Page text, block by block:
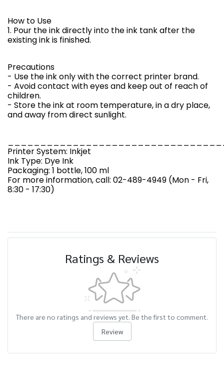
How to Use
1. Pour the ink directly into the ink tank after the
existing ink is finished.
Precautions
- Use the ink only with the correct printer brand.
- Avoid contact with eyes and keep out of reach of
children.
- Store the ink at room temperature, in a dry place,
and away from direct sunlight.
Printer System: Inkjet
Ink Type: Dye Ink
Packaging: 1 bottle, 100 ml
For more information, call: 02-489-4949 (Mon - Fri,
8:30 - 17:30)
Ratings & Reviews
There are no ratings and reviews yet. Be the first to comment.
Review